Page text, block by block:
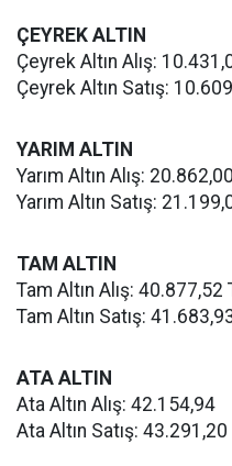
ÇEYREK ALTIN
Çeyrek Altın Alış:
Çeyrek Altın Satış:
YARIM ALTIN
Yarım Altın Alış:
Yarım Altın Satış:
TAM ALTIN
Tam Altın Alış: 40.877,52
Tam Altın Satış:
ATA ALTIN
Ata Altın Alış: 42.154,94
Ata Altın Satış: 43.291,20